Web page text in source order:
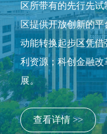
区所带有的先行先
区提供开放创新的
动能转换起步区凭
利资源；科创金融
展。
查看详情 >>